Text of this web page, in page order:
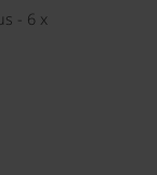
- 6 x